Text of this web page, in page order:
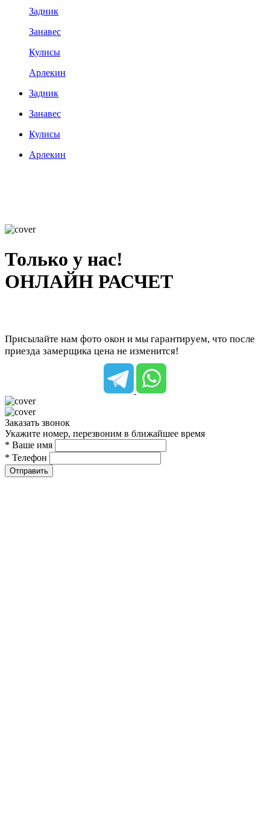
Задник
Занавес
Кулисы
Арлекин
Задник
Занавес
Кулисы
Арлекин
Только у нас!
ОНЛАЙН РАСЧЕТ
Присылайте нам фото окон и мы гарантируем, что после
приезда замерщика цена не изменится!
Заказать звонок
Укажите номер, перезвоним в ближайшее время
* Ваше имя
* Телефон
Отправить